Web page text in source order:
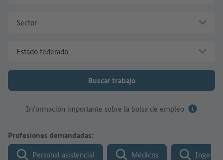
Sector
Estado federado
Buscar trabajo
Información importante sobre la bolsa de empleo
Profesiones demandadas:
Personal asistencial Médicos